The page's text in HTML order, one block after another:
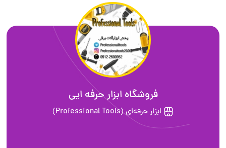
فروشگاه ابزار حرفه ایی
ابزار حرفه‌ای (Professional Tools)